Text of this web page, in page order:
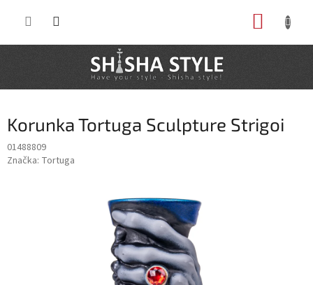
Korunka Tortuga Sculpture Strigoi
01488809
Značka: Tortuga